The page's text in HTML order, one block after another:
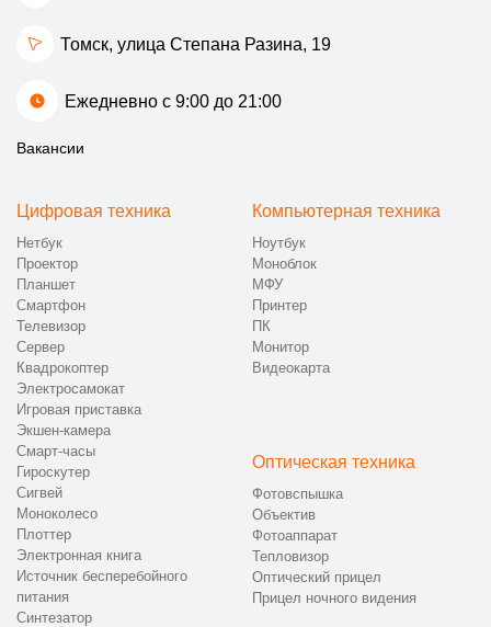
Томск, улица Степана Разина, 19
Ежедневно с 9:00 до 21:00
Вакансии
Цифровая техника
Нетбук
Проектор
Планшет
Смартфон
Телевизор
Сервер
Квадрокоптер
Электросамокат
Игровая приставка
Экшен-камера
Смарт-часы
Гироскутер
Сигвей
Моноколесо
Плоттер
Электронная книга
Источник бесперебойного
питания
Синтезатор
Компьютерная техника
Ноутбук
Моноблок
МФУ
Принтер
ПК
Монитор
Видеокарта
Оптическая техника
Фотовспышка
Объектив
Фотоаппарат
Тепловизор
Оптический прицел
Прицел ночного видения